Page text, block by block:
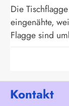
Die
eingenähte,
Flagge sind
Kontakt